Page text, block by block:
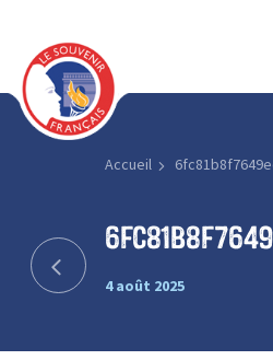
Accueil
4 août 2025